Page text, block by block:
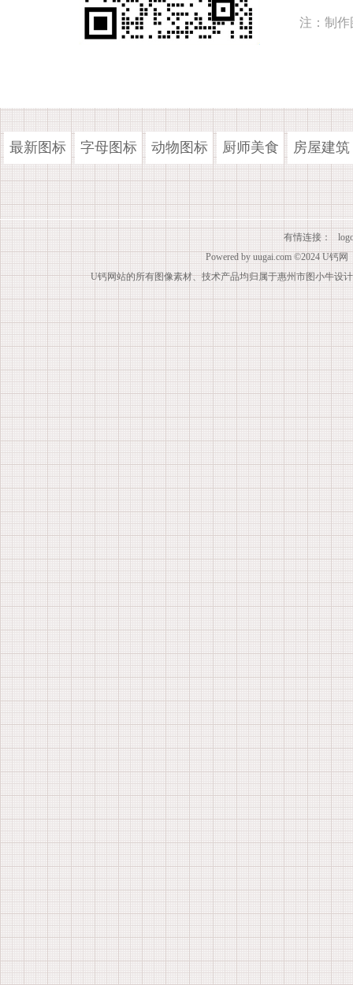
注：制作
最新图标 字母图标 动物图标 厨师美食 房屋建筑
有情连接：
Powered by uugai.com ©2024 U钙网
U钙网站的所有图像素材、技术产品均归属于惠州市图小牛设